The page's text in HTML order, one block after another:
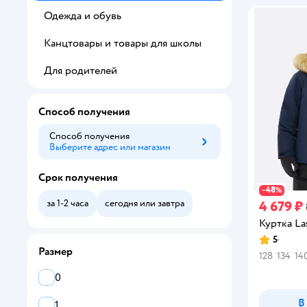
−48%
4 679 ₽
Куртка
Рейтинг:
5
128 134
В
Одежда и обувь
Канцтовары и товары для школы
Для родителей
Способ получения
Способ получения
Выберите адрес или магазин
Способ получения
Срок получения
за 1-2 часа сегодня или завтра
Размер
0